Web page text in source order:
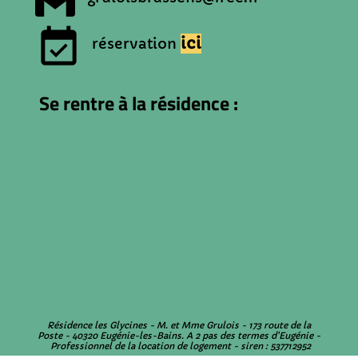
Se rentre à la résidence :
Résidence les Glycines - M. et Mme Grulois - 173 route de la
Poste - 40320 Eugénie-les-Bains. A 2 pas des termes d'Eugénie -
Professionnel de la location de logement - siren : 537712952
event_available réservation ici